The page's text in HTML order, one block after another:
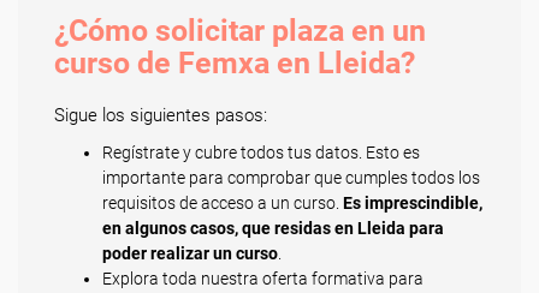
¿Cómo solicitar plaza en un
curso de Femxa en Lleida?
Sigue los siguientes pasos:
Regístrate y cubre todos tus datos. Esto es
importante para comprobar que cumples todos los
requisitos de acceso a un curso. Es imprescindible,
en algunos casos, que residas en Lleida para
poder realizar un curso
Explora toda nuestra oferta formativa para